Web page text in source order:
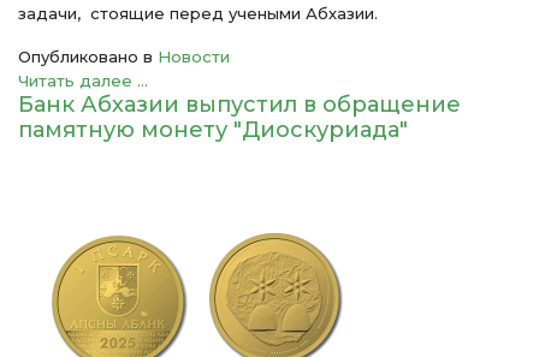
задачи, стоящие перед учеными Абхазии.
Опубликовано в Новости
Читать далее ...
Банк Абхазии выпустил в обращение
памятную монету "Диоскуриада"